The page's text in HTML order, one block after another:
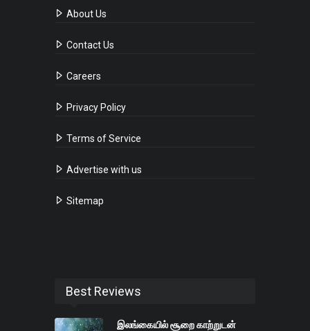
About Us
Contact Us
Careers
Privacy Policy
Terms of Service
Advertise with us
Sitemap
Best Reviews
இலங்கையில் சூறை காற்றுடன்